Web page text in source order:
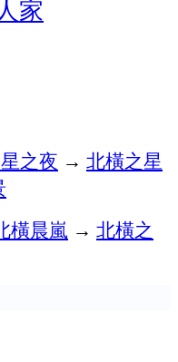
家
之夜 → 北橫之星
橫晨嵐 → 北橫之